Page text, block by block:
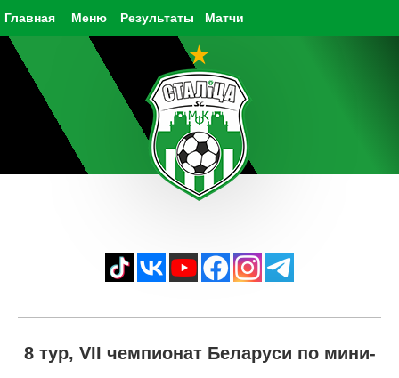
Главная Результаты Матчи
Меню
8 тур, VII чемпионат Беларуси по мини-